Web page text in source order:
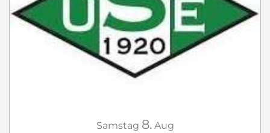
Samstag 8. Aug